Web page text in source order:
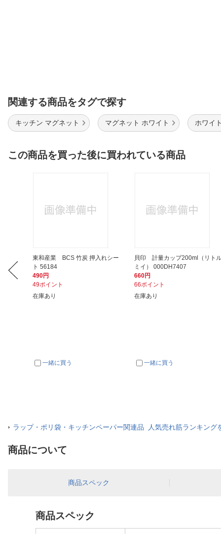
関連する商品をタグで探す
キッチン マグネット マグネット ホワイト ホワイ
この商品を買った後に買われている商品
東和産業 BCS 竹炭 押入れシー
ト 56184
490円
49ポイント
在庫あり
一緒に買う
貝印 計量カップ200ml（リト
ミイ） 000DH7407
660円
66ポイント
在庫あり
一緒に買う
ラップ・ポリ袋・キッチンペーパー関連品 人気売れ筋ランキング
商品について
商品スペック
商品スペック